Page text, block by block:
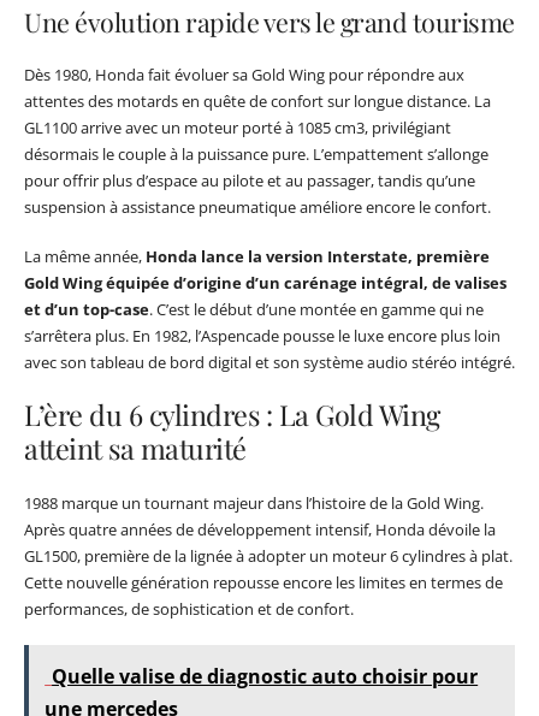
Une évolution rapide vers le grand tourisme
Dès 1980, Honda fait évoluer sa Gold Wing pour répondre aux
attentes des motards en quête de confort sur longue distance. La
GL1100 arrive avec un moteur porté à 1085 cm3, privilégiant
désormais le couple à la puissance pure. L’empattement s’allonge
pour offrir plus d’espace au pilote et au passager, tandis qu’une
suspension à assistance pneumatique améliore encore le confort.
La même année, Honda lance la version Interstate, première
Gold Wing équipée d’origine d’un carénage intégral, de valises
et d’un top-case. C’est le début d’une montée en gamme qui ne
s’arrêtera plus. En 1982, l’Aspencade pousse le luxe encore plus loin
avec son tableau de bord digital et son système audio stéréo intégré.
L’ère du 6 cylindres : La Gold Wing
atteint sa maturité
1988 marque un tournant majeur dans l’histoire de la Gold Wing.
Après quatre années de développement intensif, Honda dévoile la
GL1500, première de la lignée à adopter un moteur 6 cylindres à plat.
Cette nouvelle génération repousse encore les limites en termes de
performances, de sophistication et de confort.
Quelle valise de diagnostic auto choisir pour
une mercedes